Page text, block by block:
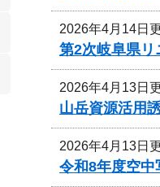
2026年4月14日
第2次岐阜県リ
2026年4月13日
山岳資源活用
2026年4月13日
令和8年度空中